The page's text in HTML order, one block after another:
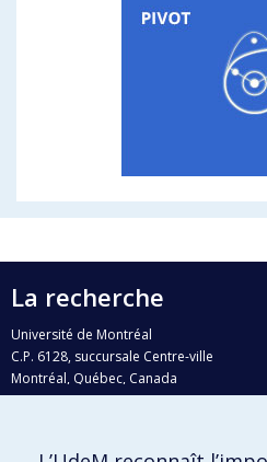
La recherche
Université de Montréal
C.P. 6128, succursale Centre-ville
Montréal, Québec, Canada
H3C 3J7